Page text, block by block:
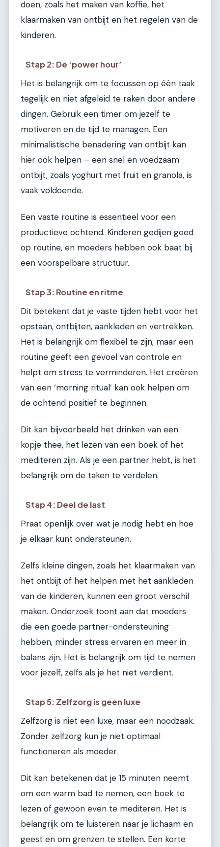
doen, zoals het maken van koffie, het
klaarmaken van ontbijt en het regelen van de
kinderen.
Stap 2: De ‘power hour’
Het is belangrijk om te focussen op één taak
tegelijk en niet afgeleid te raken door andere
dingen. Gebruik een timer om jezelf te
motiveren en de tijd te managen. Een
minimalistische benadering van ontbijt kan
hier ook helpen – een snel en voedzaam
ontbijt, zoals yoghurt met fruit en granola, is
vaak voldoende.
Een vaste routine is essentieel voor een
productieve ochtend. Kinderen gedijen goed
op routine, en moeders hebben ook baat bij
een voorspelbare structuur.
Stap 3: Routine en ritme
Dit betekent dat je vaste tijden hebt voor het
opstaan, ontbijten, aankleden en vertrekken.
Het is belangrijk om flexibel te zijn, maar een
routine geeft een gevoel van controle en
helpt om stress te verminderen. Het creëren
van een ‘morning ritual’ kan ook helpen om
de ochtend positief te beginnen.
Dit kan bijvoorbeeld het drinken van een
kopje thee, het lezen van een boek of het
mediteren zijn. Als je een partner hebt, is het
belangrijk om de taken te verdelen.
Stap 4: Deel de last
Praat openlijk over wat je nodig hebt en hoe
je elkaar kunt ondersteunen.
Zelfs kleine dingen, zoals het klaarmaken van
het ontbijt of het helpen met het aankleden
van de kinderen, kunnen een groot verschil
maken. Onderzoek toont aan dat moeders
die een goede partner-ondersteuning
hebben, minder stress ervaren en meer in
balans zijn. Het is belangrijk om tijd te nemen
voor jezelf, zelfs als je het niet verdient.
Stap 5: Zelfzorg is geen luxe
Zelfzorg is niet een luxe, maar een noodzaak.
Zonder zelfzorg kun je niet optimaal
functioneren als moeder.
Dit kan betekenen dat je 15 minuten neemt
om een warm bad te nemen, een boek te
lezen of gewoon even te mediteren. Het is
belangrijk om te luisteren naar je lichaam en
geest en om grenzen te stellen. Een korte